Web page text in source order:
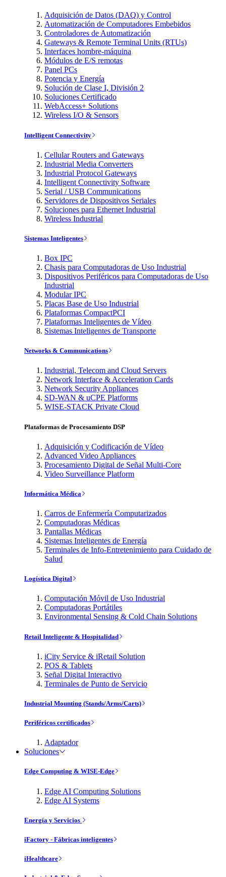
Adquisición de Datos (DAQ) y Control
Automatización de Computadores Embebidos
Controladores de Automatización
Gateways & Remote Terminal Units (RTUs)
Interfaces hombre-máquina
Módulos de E/S remotas
Panel PCs
Potencia y Energía
Solución de Clase I, División 2
Soluciones Certificado
WebAccess+ Solutions
Wireless I/O & Sensors
Intelligent Connectivity
Cellular Routers and Gateways
Industrial Media Converters
Industrial Protocol Gateways
Intelligent Connectivity Software
Serial / USB Communications
Servidores de Dispositivos Seriales
Soluciones para Ethernet Industrial
Wireless Industrial
Sistemas Inteligentes
Box IPC
Chasis para Computadoras de Uso Industrial
Dispositivos Periféricos para Computadoras de Uso
Industrial
Modular IPC
Placas Base de Uso Industrial
Plataformas CompactPCI
Plataformas Inteligentes de Vídeo
Sistemas Inteligentes de Transporte
Networks & Communications
Industrial, Telecom and Cloud Servers
Network Interface & Acceleration Cards
Network Security Appliances
SD-WAN & uCPE Platforms
WISE-STACK Private Cloud
Plataformas de Procesamiento DSP
Adquisición y Codificación de Vídeo
Advanced Video Appliances
Procesamiento Digital de Señal Multi-Core
Video Surveillance Platform
Informática Médica
Carros de Enfermería Computarizados
Computadoras Médicas
Pantallas Médicas
Sistemas Inteligentes de Energía
Terminales de Info-Entretenimiento para Cuidado de
Salud
Logística Digital
Computación Móvil de Uso Industrial
Computadoras Portátiles
Environmental Sensing & Cold Chain Solutions
Retail Inteligente & Hospitalidad
iCity Service & iRetail Solution
POS & Tablets
Señal Digital Interactivo
Terminales de Punto de Servicio
Industrial Mounting (Stands/Arms/Carts)
Periféricos certificados
Adaptador
Soluciones
Edge Computing & WISE-Edge
Edge AI Computing Solutions
Edge AI Systems
Energía y Servicios
iFactory - Fábricas inteligentes
iHealthcare